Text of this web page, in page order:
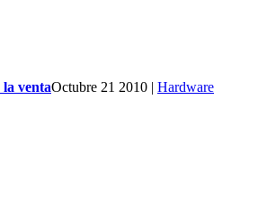
ventaOctubre 21 2010 | Hardware